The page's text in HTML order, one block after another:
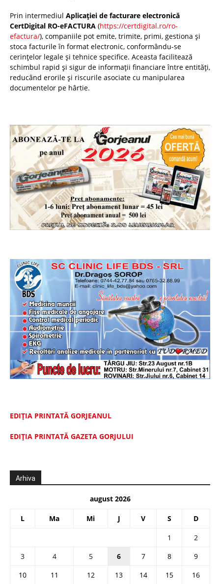
Prin intermediul Aplicației de facturare electronică
CertDigital RO-eFACTURA (https://certdigital.ro/ro-
efactura/), companiile pot emite, trimite, primi, gestiona și
stoca facturile în format electronic, conformându-se
cerințelor legale și tehnice specifice. Aceasta facilitează
schimbul rapid și sigur de informații financiare între entități,
reducând erorile și riscurile asociate cu manipularea
documentelor pe hârtie.
EDIȚIA PRINTATĂ GORJEANUL
EDIŢIA PRINTATĂ GAZETA GORJULUI
Arhiva
august 2026
L Ma Mi J V S D
1
2
3
4 5 6 7 8
9
10
11 12 13 14 15 16